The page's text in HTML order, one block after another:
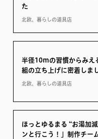
た
北欧、暮らしの道具店
半径10mの習慣からみえ
組の立ち上げに密着しま
北欧、暮らしの道具店
ほっとゆるまる “お湯加
ンと行こう！」制作チー